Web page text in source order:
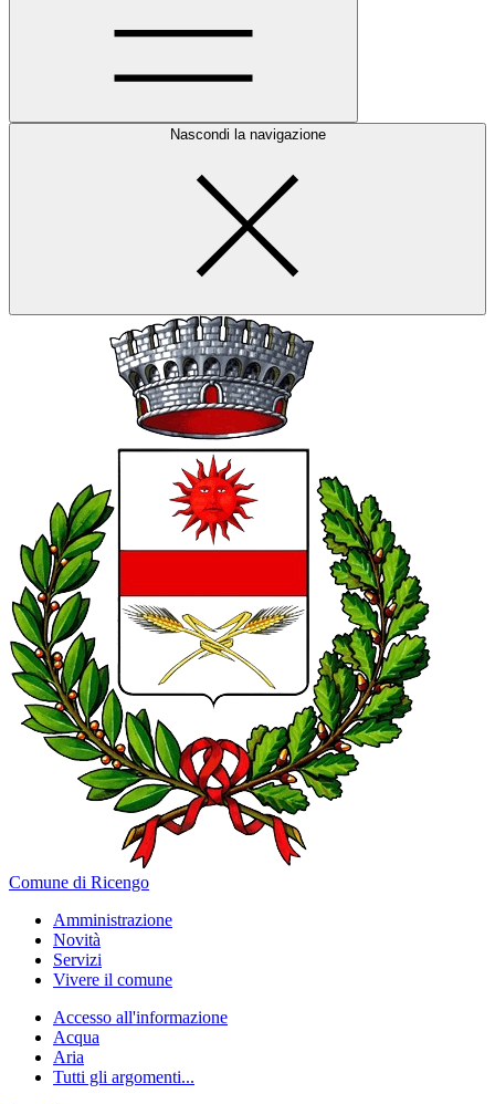
Nascondi la navigazione
Comune di Ricengo
Amministrazione
Novità
Servizi
Vivere il comune
Accesso all'informazione
Acqua
Aria
Tutti gli argomenti...